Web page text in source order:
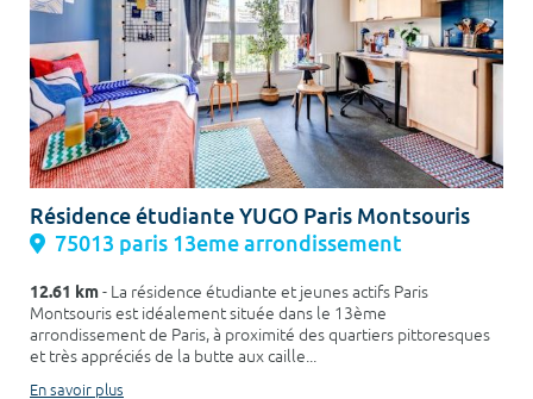
Résidence étudiante YUGO Paris Montsouris
75013 paris 13eme arrondissement
12.61 km- La résidence étudiante et jeunes actifs Paris
Montsouris est idéalement située dans le 13ème
arrondissement de Paris, à proximité des quartiers pittoresques
et très appréciés de la butte aux caille...
En savoir plus